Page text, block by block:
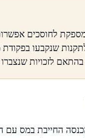
לחוסכים
שנקבעו
לזכויות
החייבת במס